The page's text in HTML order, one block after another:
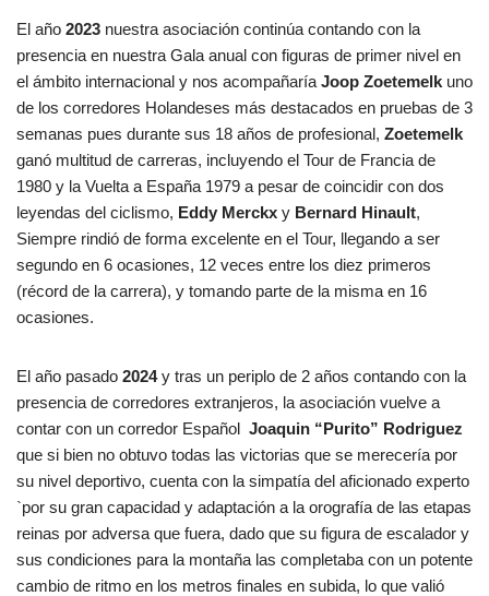
El año 2023 nuestra asociación continúa contando con la
presencia en nuestra Gala anual con figuras de primer nivel en
el ámbito internacional y nos acompañaría Joop Zoetemelk uno
de los corredores Holandeses más destacados en pruebas de 3
semanas pues durante sus 18 años de profesional, Zoetemelk
ganó multitud de carreras, incluyendo el Tour de Francia de
1980 y la Vuelta a España 1979 a pesar de coincidir con dos
leyendas del ciclismo, Eddy Merckx y Bernard Hinault,
Siempre rindió de forma excelente en el Tour, llegando a ser
segundo en 6 ocasiones, 12 veces entre los diez primeros
(récord de la carrera), y tomando parte de la misma en 16
ocasiones.
El año pasado 2024y tras un periplo de 2 años contando con la
presencia de corredores extranjeros, la asociación vuelve a
contar con un corredor Español Joaquin “Purito” Rodriguez
que si bien no obtuvo todas las victorias que se merecería por
su nivel deportivo, cuenta con la simpatía del aficionado experto
`por su gran capacidad y adaptación a la orografía de las etapas
reinas por adversa que fuera, dado que su figura de escalador y
sus condiciones para la montaña las completaba con un potente
cambio de ritmo en los metros finales en subida, lo que valió